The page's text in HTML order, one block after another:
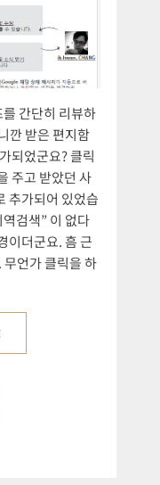
간단히 리뷰하
깐 받은 편지함
되었군요? 클릭
주고 받았던 사
추가되어 있었습
검색” 이 없다
이더군요. 흠 근
언가 클릭을 하